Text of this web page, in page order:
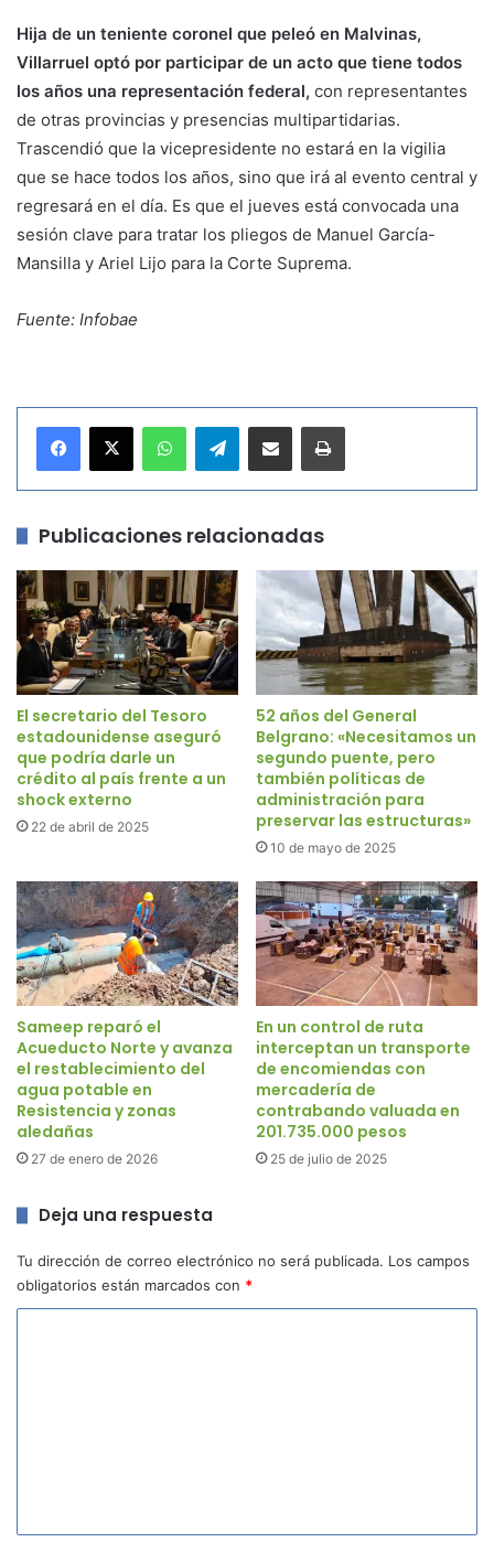
Hija de un teniente coronel que peleó en Malvinas,
Villarruel optó por participar de un acto que tiene todos
los años una representación federal, con representantes
de otras provincias y presencias multipartidarias.
Trascendió que la vicepresidente no estará en la vigilia
que se hace todos los años, sino que irá al evento central y
regresará en el día. Es que el jueves está convocada una
sesión clave para tratar los pliegos de Manuel García-
Mansilla y Ariel Lijo para la Corte Suprema.
Fuente: Infobae
Telegram
Publicaciones relacionadas
El secretario del Tesoro
estadounidense aseguró
que podría darle un
crédito al país frente a un
shock externo
22 de abril de 2025
52 años del General
Belgrano: «Necesitamos un
segundo puente, pero
también políticas de
administración para
preservar las estructuras»
10 de mayo de 2025
Sameep reparó el
Acueducto Norte y avanza
el restablecimiento del
agua potable en
Resistencia y zonas
aledañas
27 de enero de 2026
En un control de ruta
interceptan un transporte
de encomiendas con
mercadería de
contrabando valuada en
201.735.000 pesos
25 de julio de 2025
Deja una respuesta
Tu dirección de correo electrónico no será publicada. Los campos
obligatorios están marcados con *